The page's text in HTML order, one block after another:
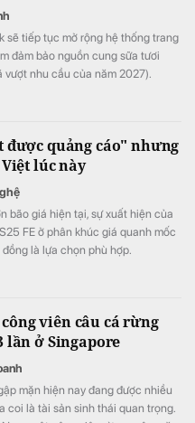
sẽ tiếp tục mở rộng hệ thống trang
đảm bảo nguồn cung sữa tươi
vượt nhu cầu của năm 2027).
quảng cáo" nhưng
lúc này
bão giá hiện tại, sự xuất hiện của
FE ở phân khúc giá quanh mốc
là lựa chọn phù hợp.
viên câu cá rừng
lần ở Singapore
mặn hiện nay đang được nhiều
coi là tài sản sinh thái quan trọng.